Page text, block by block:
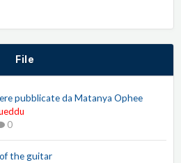
File
pubblicate da Matanya Ophee
0
the guitar